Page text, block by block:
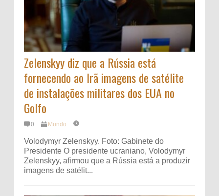
Zelenskyy diz que a Rússia está
fornecendo ao Irã imagens de satélite
de instalações militares dos EUA no
Golfo
0 Mundo
Volodymyr Zelenskyy. Foto: Gabinete do
Presidente O presidente ucraniano, Volodymyr
Zelenskyy, afirmou que a Rússia está a produzir
imagens de satélit...